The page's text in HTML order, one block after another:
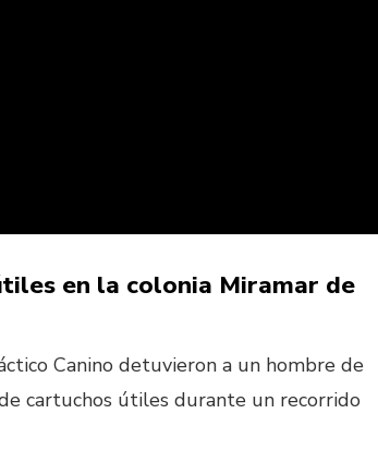
en la colonia Miramar de
Canino detuvieron a un hombre de
cartuchos útiles durante un recorrido